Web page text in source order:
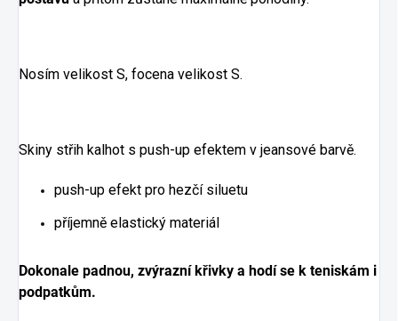
Nosím velikost S, focena velikost S.
Skiny střih kalhot s push-up efektem v jeansové barvě.
push-up efekt pro hezčí siluetu
příjemně elastický materiál
Dokonale padnou, zvýrazní křivky a hodí se k teniskám i
podpatkům.